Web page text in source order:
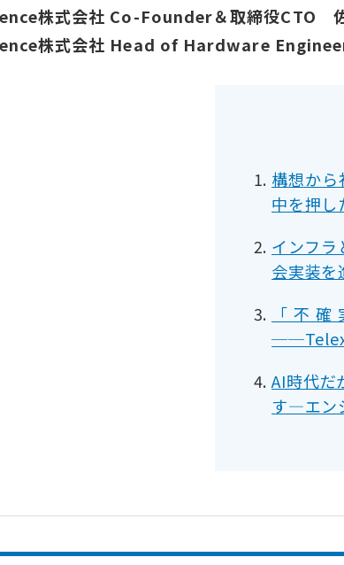
株式会社 Co-Founder＆取締役CTO
株式会社 Head of Hardware
構想から
中を押し
インフラ
会実装を
「不
AI時代だ
す―エン